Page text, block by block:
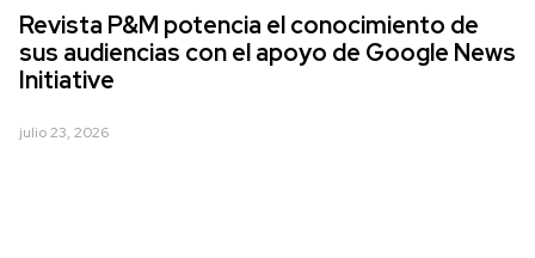
Revista P&M potencia el conocimiento de
sus audiencias con el apoyo de Google News
Initiative
julio 23, 2026